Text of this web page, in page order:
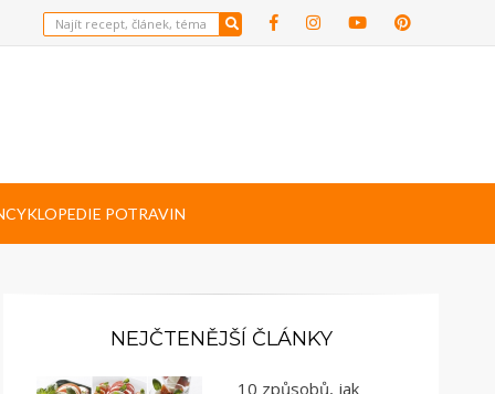
POTRAVIN
NEJČTENĚJŠÍ ČLÁNKY
10 způsobů, jak